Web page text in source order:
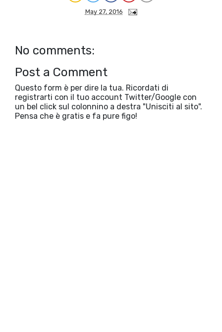
May 27, 2016
No comments:
Post a Comment
Questo form è per dire la tua. Ricordati di
registrarti con il tuo account Twitter/Google con
un bel click sul colonnino a destra "Unisciti al sito".
Pensa che è gratis e fa pure figo!